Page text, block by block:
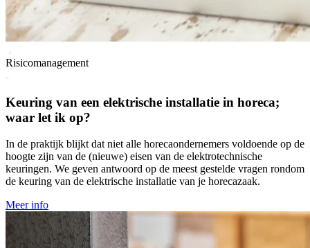
Risicomanagement
Keuring van een elektrische installatie in horeca;
waar let ik op?
In de praktijk blijkt dat niet alle horecaondernemers voldoende op de
hoogte zijn van de (nieuwe) eisen van de elektrotechnische
keuringen. We geven antwoord op de meest gestelde vragen rondom
de keuring van de elektrische installatie van je horecazaak.
Meer info